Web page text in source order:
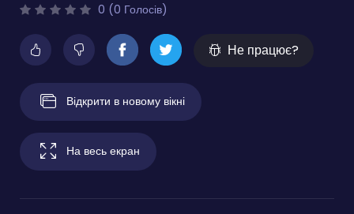
0 (0 Голосів)
Не працює?
Відкрити в новому вікні
На весь екран